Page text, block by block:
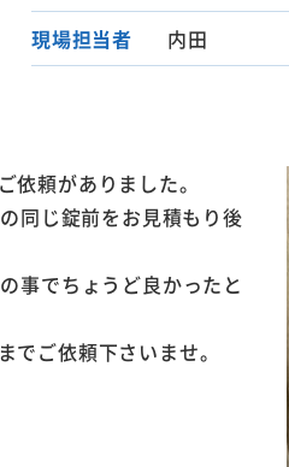
現場担当者
内田
頼がありました。
同じ錠前をお見積もり後
事でちょうど良かったと
ご依頼下さいませ。